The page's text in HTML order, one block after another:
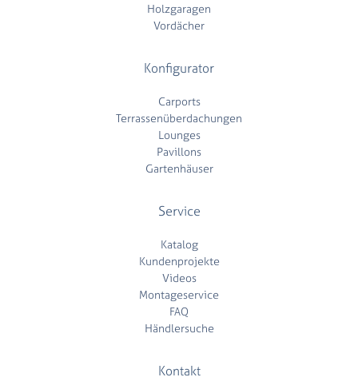
Holzgaragen
Vordächer
Konfigurator
Carports
Terrassenüberdachungen
Lounges
Pavillons
Gartenhäuser
Service
Katalog
Kundenprojekte
Videos
Montageservice
FAQ
Händlersuche
Kontakt